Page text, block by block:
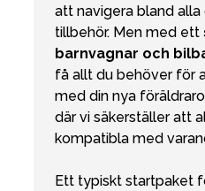
att navigera bland
tillbehör. Men med ett
barnvagnar och
få allt du behöver för
med din nya
där vi säkerställer att
kompatibla med
Ett typiskt startpaket